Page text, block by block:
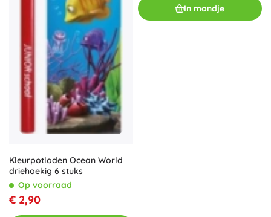
Kleurpotloden Ocean World
driehoekig 6 stuks
Op voorraad
€ 2,90
In mandje